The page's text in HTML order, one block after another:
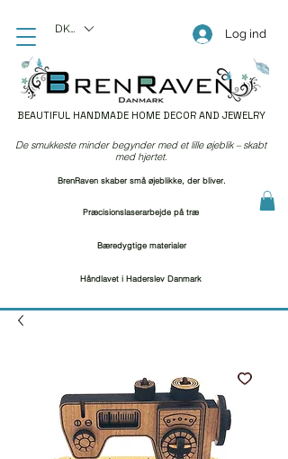
BEAUTIFUL HANDMADE HOME DECOR AND JEWELRY
Log ind
DKK (kr)
Præcisionslaserarbejde på træ
Bæredygtige materialer
Håndlavet i Haderslev Danmark
De smukkeste minder begynder med et lille øjeblik – skabt
med hjertet.
BrenRaven skaber små øjeblikke, der bliver.